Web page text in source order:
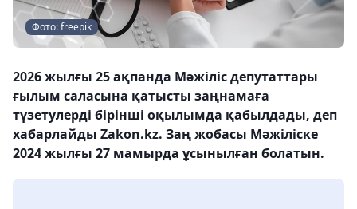
Фото: freepik
2026 жылғы 25 ақпанда Мәжіліс депутаттары
ғылым саласына қатысты заңнамаға
түзетулерді бірінші оқылымда қабылдады, деп
хабарлайды Zakon.kz. Заң жобасы Мәжіліске
2024 жылғы 27 мамырда ұсынылған болатын.